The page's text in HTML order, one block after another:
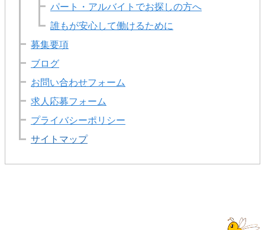
パート・アルバイトでお探しの方へ
誰もが安心して働けるために
募集要項
ブログ
お問い合わせフォーム
求人応募フォーム
プライバシーポリシー
サイトマップ